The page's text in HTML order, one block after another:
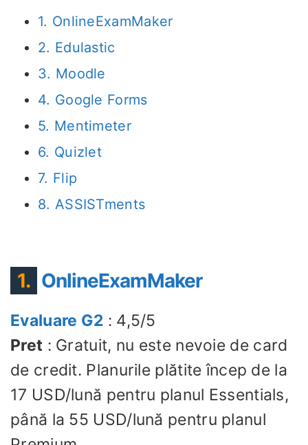
1. OnlineExamMaker
2. Edulastic
3. Moodle
4. Google Forms
5. Mentimeter
6. Quizlet
7. Flip
8. ASSISTments
1. OnlineExamMaker
Evaluare G2 : 4,5/5
Pret : Gratuit, nu este nevoie de card
de credit. Planurile plătite încep de la
17 USD/lună pentru planul Essentials,
până la 55 USD/lună pentru planul